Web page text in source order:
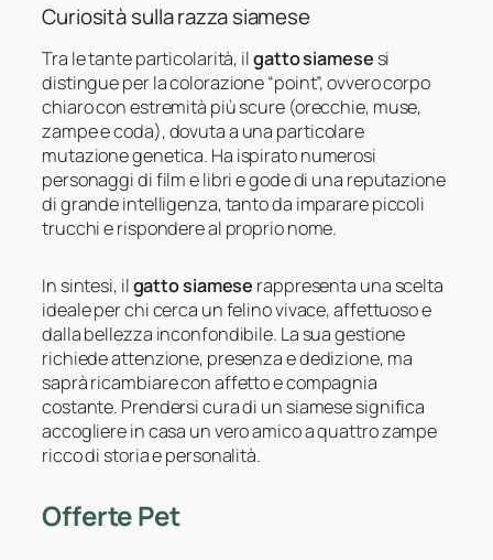
Curiosità sulla razza siamese
Tra le tante particolarità, ilgatto siamese si
distingue per la colorazione “point”, ovvero corpo
chiaro con estremità più scure (orecchie, muse,
zampe e coda), dovuta a una particolare
mutazione genetica. Ha ispirato numerosi
personaggi di film e libri e gode di una reputazione
di grande intelligenza, tanto da imparare piccoli
trucchi e rispondere al proprio nome.
In sintesi, ilgatto siamese rappresenta una scelta
ideale per chi cerca un felino vivace, affettuoso e
dalla bellezza inconfondibile. La sua gestione
richiede attenzione, presenza e dedizione, ma
saprà ricambiare con affetto e compagnia
costante. Prendersi cura di un siamese significa
accogliere in casa un vero amico a quattro zampe
ricco di storia e personalità.
Offerte Pet